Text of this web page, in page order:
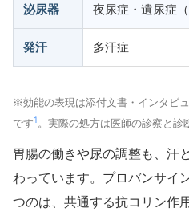
泌尿器 夜尿症・遺尿症
発汗 多汗症
※効能の表現は添付文書・インタビ
です1 。実際の処方は医師の診察と診
胃腸の働きや尿の調整も、汗
わっています。プロバンサイ
つのは、共通する抗コリン作